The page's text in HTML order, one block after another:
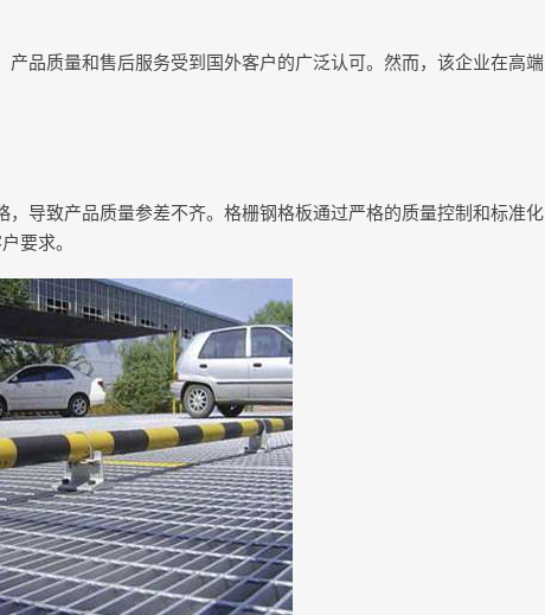
品质量和售后服务受到国外客户的广泛认可。然而，该企业在高端
导致产品质量参差不齐。格栅钢格板通过严格的质量控制和标准化
要求。